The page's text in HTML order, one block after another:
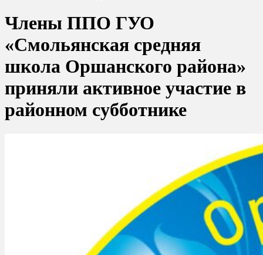
Члены ППО ГУО
«Смольянская средняя
школа Оршанского района»
приняли активное участие в
районном субботнике